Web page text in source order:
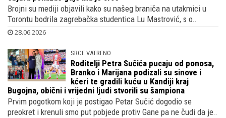
Brojni su mediji objavili kako su našeg braniča na utakmici u
Torontu bodrila zagrebačka studentica Lu Mastrović, s o..
28.06.2026
SRCE VATRENO
Roditelji Petra Sučića pucaju od ponosa,
Branko i Marijana podizali su sinove i
kćeri te gradili kuću u Kandiji kraj
Bugojna, obični i vrijedni ljudi stvorili su šampiona
Prvim pogotkom koji je postigao Petar Sučić dogodio se
preokret i krenuli smo put pobjede protiv Gane pa ne čudi da je..